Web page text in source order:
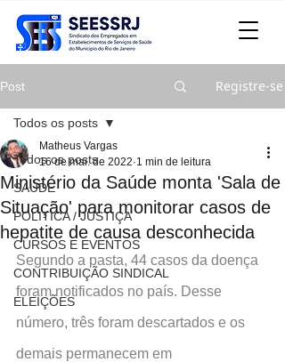
Post Registre-se
Todos os posts
SAÚDE
POLITICA / JUSTIÇA
CURSOS E EVENTOS
CONTRIBUIÇÃO SINDICAL
ELEIÇÕES
Todos os posts
Ministério da Saúde monta 'Sala de
Situação' para monitorar casos de
hepatite de causa desconhecida
Matheus Vargas
16 de mai. de 2022 1 min de leitura
Segundo a pasta, 44 casos da doença
foram notificados no país. Desse
número, três foram descartados e os
demais permanecem em